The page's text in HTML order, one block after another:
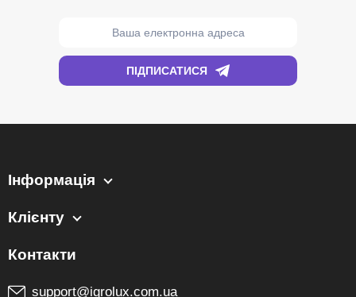
Інформація
Клієнту
support@igrolux.com.ua